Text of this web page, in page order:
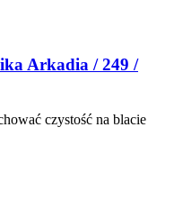
Arkadia / 249 /
czystość na blacie